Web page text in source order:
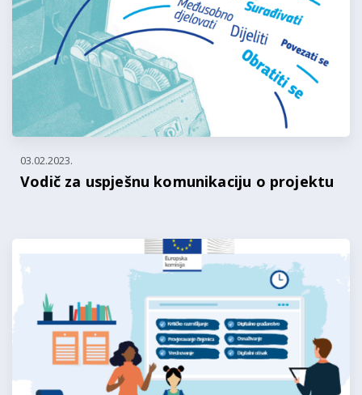
03.02.2023.
Vodič za uspješnu komunikaciju o projektu